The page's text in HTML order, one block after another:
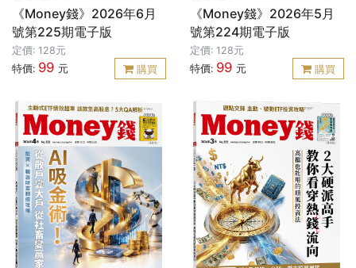
《Money錢》2026年6月
號第225期電子版
定價: 128元
特價: 99 元 購買
《Money錢》2026年5月
號第224期電子版
定價: 128元
特價: 99 元 購買